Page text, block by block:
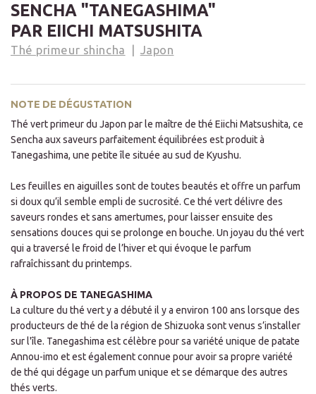
SENCHA "TANEGASHIMA"
PAR EIICHI MATSUSHITA
Thé primeur shincha Japon
NOTE DE DÉGUSTATION
Thé vert primeur du Japon par le maître de thé Eiichi Matsushita, ce
Sencha aux saveurs parfaitement équilibrées est produit à
Tanegashima, une petite île située au sud de Kyushu.
Les feuilles en aiguilles sont de toutes beautés et offre un parfum
si doux qu’il semble empli de sucrosité. Ce thé vert délivre des
saveurs rondes et sans amertumes, pour laisser ensuite des
sensations douces qui se prolonge en bouche. Un joyau du thé vert
qui a traversé le froid de l’hiver et qui évoque le parfum
rafraîchissant du printemps.
À PROPOS DE TANEGASHIMA
La culture du thé vert y a débuté il y a environ 100 ans lorsque des
producteurs de thé de la région de Shizuoka sont venus s’installer
sur l'île. Tanegashima est célèbre pour sa variété unique de patate
Annou-imo et est également connue pour avoir sa propre variété
de thé qui dégage un parfum unique et se démarque des autres
thés verts.